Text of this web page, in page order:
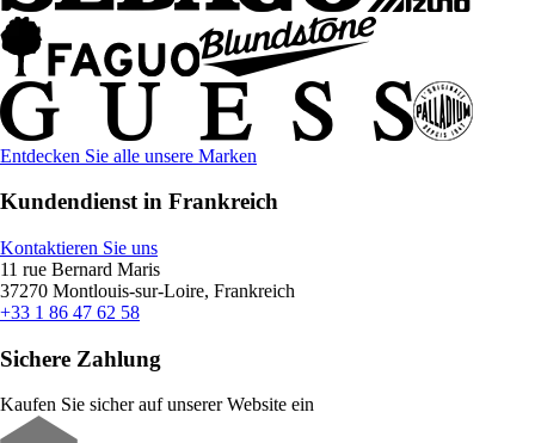
Entdecken Sie alle unsere Marken
Kundendienst in Frankreich
Kontaktieren Sie uns
11 rue Bernard Maris
37270 Montlouis-sur-Loire, Frankreich
+33 1 86 47 62 58
Sichere Zahlung
Kaufen Sie sicher auf unserer Website ein